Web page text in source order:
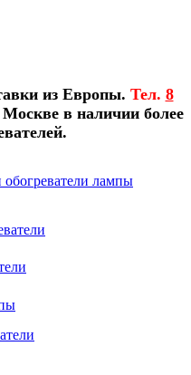
из Европы. Тел. 8
в наличии более
лампы